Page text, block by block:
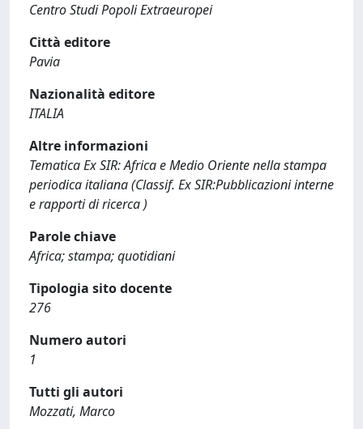
Centro Studi Popoli Extraeuropei
Città editore
Pavia
Nazionalità editore
ITALIA
Altre informazioni
Tematica Ex SIR: Africa e Medio Oriente nella stampa
periodica italiana (Classif. Ex SIR:Pubblicazioni interne
e rapporti di ricerca )
Parole chiave
Africa; stampa; quotidiani
Tipologia sito docente
276
Numero autori
1
Tutti gli autori
Mozzati, Marco